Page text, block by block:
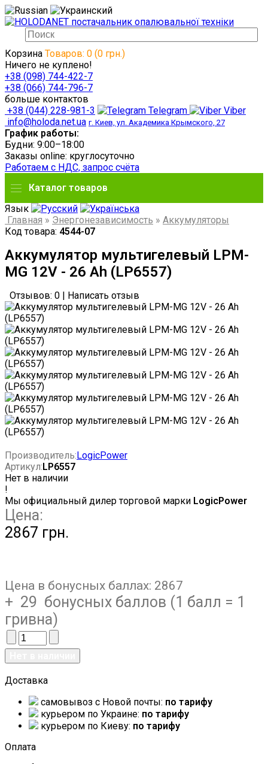
Корзина Товаров: 0 (0 грн.)
Ничего не куплено!
+38 (098) 744-422-7
+38 (066) 744-796-7
больше контактов
+38 (044) 228-981-3
Telegram
Viber
info@holoda.net.ua г. Киев, ул. Академика Крымского, 27
График работы:
Будни: 9:00–18:00
Заказы online: круглосуточно
Работаем с НДС, запрос счёта
Каталог товаров
Язык
Главная » Энергонезависимость » Аккумуляторы
Код товара: 4544-07
Аккумулятор мультигелевый LPM-
MG 12V - 26 Ah (LP6557)
Отзывов: 0 Написать отзыв
Производитель: LogicPower
Артикул: LP6557
Нет в наличии
!
Мы официальный дилер торговой марки LogicPower
Цена:
2867 грн.
Цена в бонусных баллах: 2867
+ 29 бонусных баллов (1 балл = 1
гривна)
Доставка
самовывоз c Новой почты: по тарифу
курьером по Украине: по тарифу
курьером по Киеву: по тарифу
Оплата